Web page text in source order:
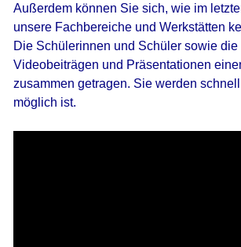
Außerdem können Sie sich, wie im
unsere Fachbereiche und Werkstätten
Die Schülerinnen und Schüler sowie
Videobeiträgen und Präsentationen
zusammen getragen. Sie werden
möglich ist.